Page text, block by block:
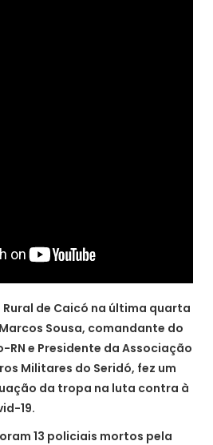
de Caicó na última quarta
Sousa, comandante do
RN e Presidente da Associação
Militares do Seridó, fez um
da tropa na luta contra à
19.
13 policiais mortos pela